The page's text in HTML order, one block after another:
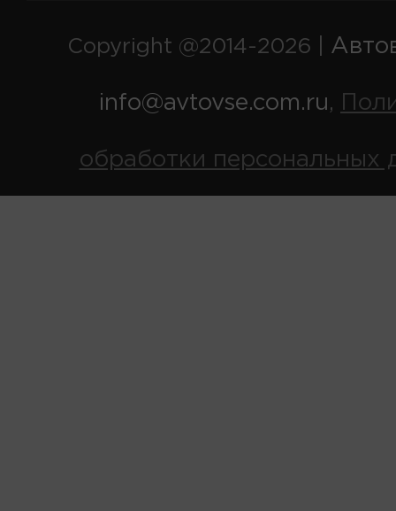
Copyright @2014-2026 |
info@avtovse.com.ru,
обработки персональных